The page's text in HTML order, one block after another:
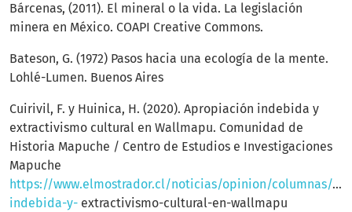
Bárcenas, (2011). El mineral o la vida. La legislación
minera en México. COAPI Creative Commons.
Bateson, G. (1972) Pasos hacia una ecología de la mente.
Lohlé-Lumen. Buenos Aires
Cuirivil, F. y Huinica, H. (2020). Apropiación indebida y
extractivismo cultural en Wallmapu. Comunidad de
Historia Mapuche / Centro de Estudios e Investigaciones
Mapuche
https://www.elmostrador.cl/noticias/opinion/columnas/
indebida-y- extractivismo-cultural-en-wallmapu